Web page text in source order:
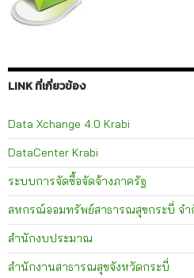
LINK ที่เกี่ยวข้อง
Data Xchange 4.0 Krabi
DataCenter Krabi
ระบบการจัดซื้อจัดจ้างภาครัฐ
สหกรณ์ออมทรัพย์สาธารณสุขกระบี่ จำ
สำนักงบประมาณ
สำนักงานสาธารณสุขจังหวัดกระบี่